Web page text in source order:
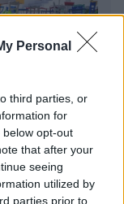
Personal
third parties, or
for
opt-out
that after your
seeing
utilized by
parties prior to
να
τη βαλίτσα